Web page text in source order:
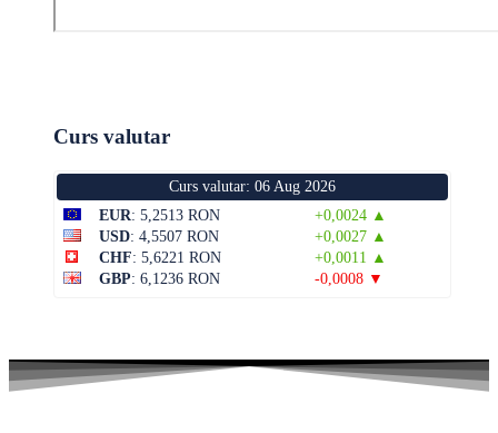
Curs valutar
Curs valutar: 06 Aug 2026
EUR: 5,2513 RON
+0,0024 ▲
USD: 4,5507 RON
+0,0027 ▲
CHF: 5,6221 RON
+0,0011 ▲
GBP: 6,1236 RON -0,0008 ▼